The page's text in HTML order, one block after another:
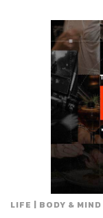
LIFE | BODY & MIND